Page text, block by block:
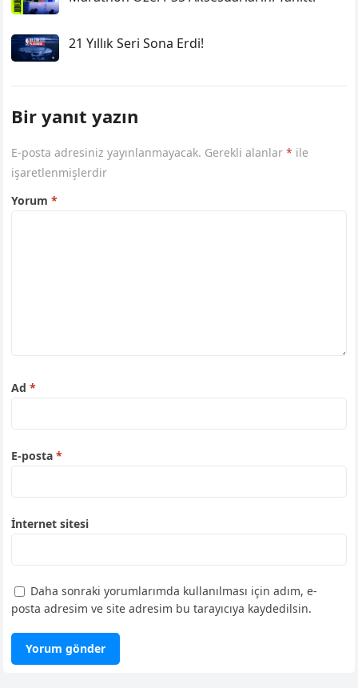
21 Yıllık Seri Sona Erdi!
Bir yanıt yazın
E-posta adresiniz yayınlanmayacak. Gerekli alanlar* ile
işaretlenmişlerdir
Yorum*
Ad*
E-posta*
İnternet sitesi
Daha sonraki yorumlarımda kullanılması için adım, e-
posta adresim ve site adresim bu tarayıcıya kaydedilsin.